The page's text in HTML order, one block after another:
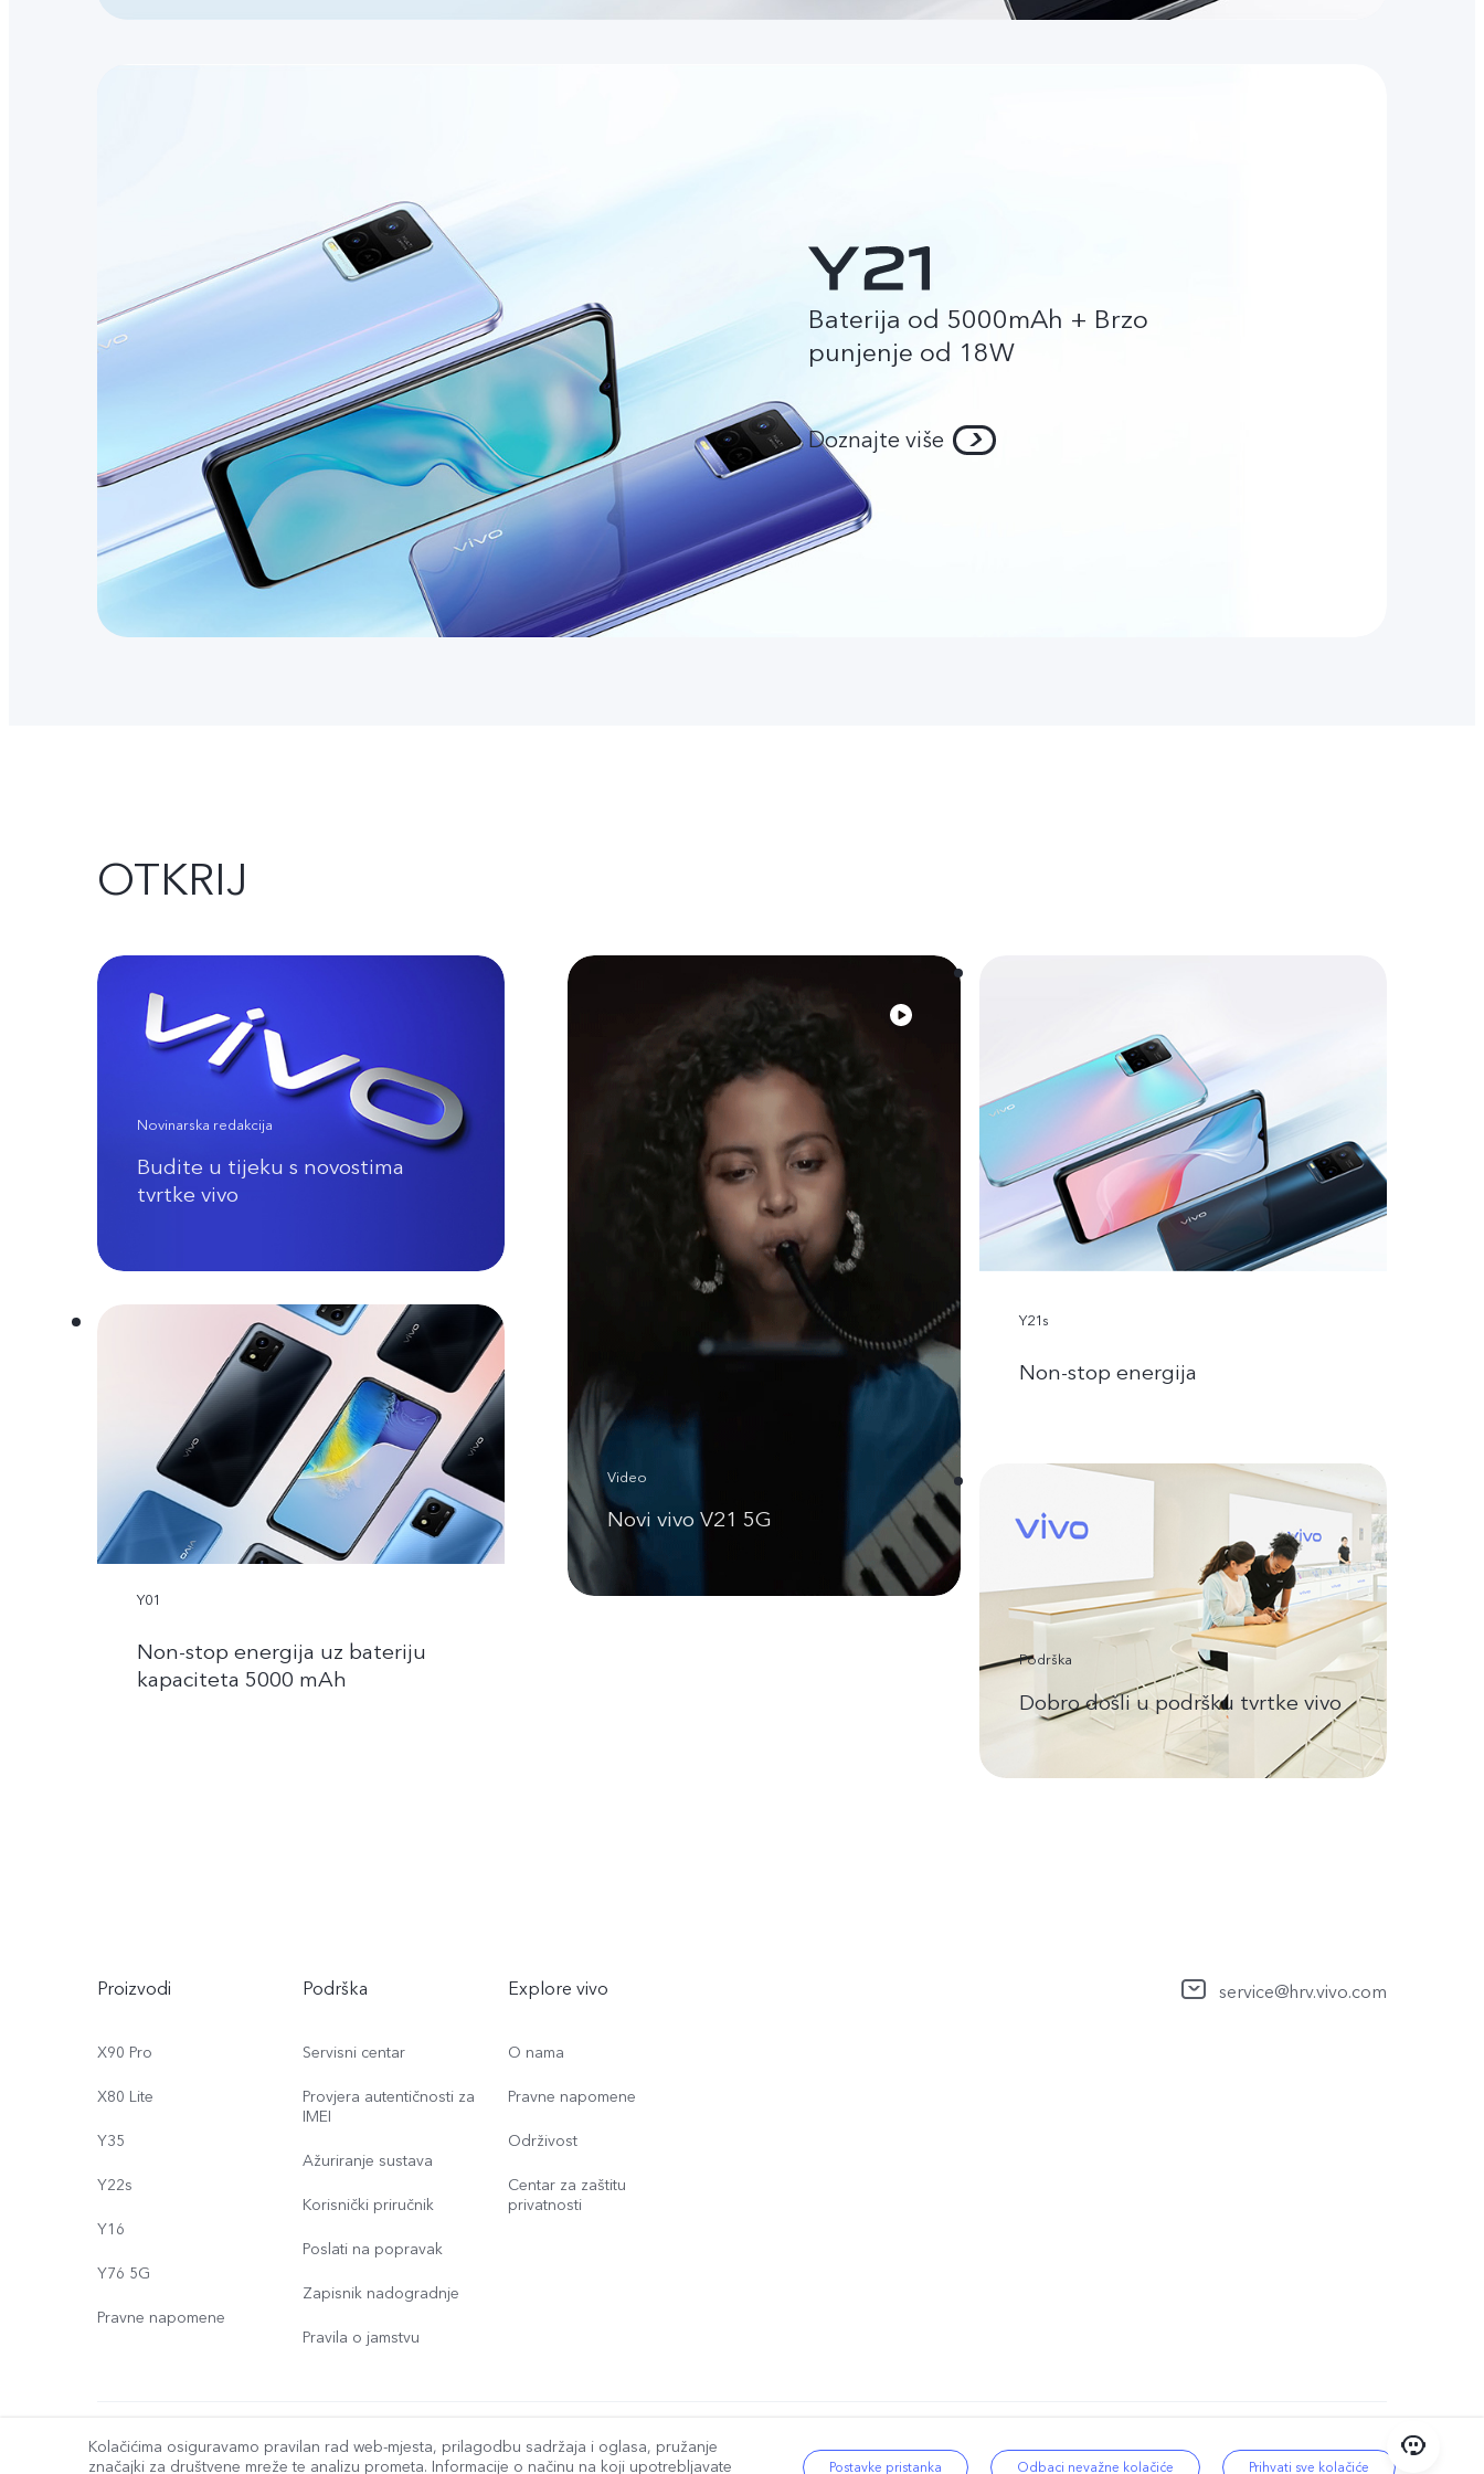
Baterija od 5000mAh + Brzo
punjenje od 18W
Doznajte više
OTKRIJ
Novinarska redakcija
Budite u tijeku s novostima
tvrtke vivo
Video
Novi vivo V21 5G
Y21s
Non-stop energija
Y01
Non-stop energija uz bateriju
kapaciteta 5000 mAh
Podrška
Dobro došli u podršku tvrtke vivo
Proizvodi
X90 Pro
X80 Lite
Y35
Y22s
Y16
Y76 5G
Pravne napomene
Podrška
Servisni centar
Provjera autentičnosti za
IMEI
Ažuriranje sustava
Korisnički priručnik
Poslati na popravak
Zapisnik nadogradnje
Pravila o jamstvu
Explore vivo
O nama
Pravne napomene
Održivost
Centar za zaštitu
privatnosti
service@hrv.vivo.com
© 2026 vivo Mobile Communication Co., Ltd. Sva prava pridržana. vivo Pravila o privatnosti | vivo Politika o kolačićima
Pravila o podacima tvrtke vivo | Postavka kolačića
Kolačićima osiguravamo pravilan rad web-mjesta, prilagodbu sadržaja i oglasa, pružanje
značajki za društvene mreže te analizu prometa. Informacije o načinu na koji upotrebljavate
Postavke pristanka Odbaci nevažne kolačiće Prihvati sve kolačiće